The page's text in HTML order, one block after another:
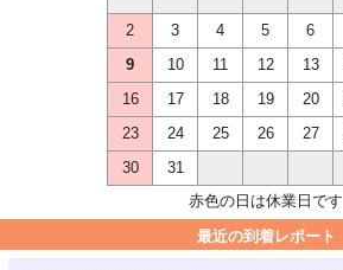
2
3 4 5 6
9
10 11 12 13
16
17 18 19 20
23
24 25 26 27
30
31
赤色の日は休業日です
最近の到着レポート